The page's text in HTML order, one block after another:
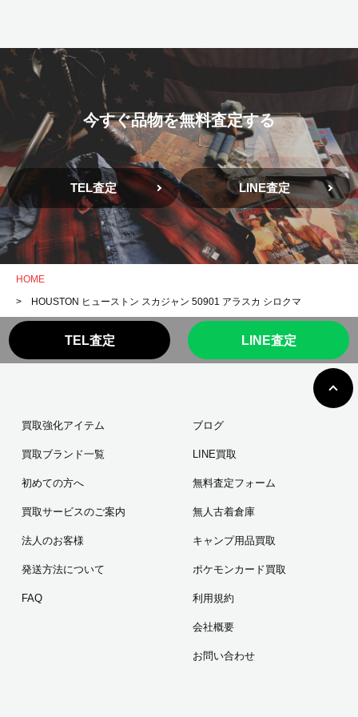
今すぐ品物を無料査定する
TEL査定 LINE査定
HOME
> HOUSTON ヒューストン スカジャン 50901 アラスカ シロクマ
TEL査定 LINE査定
買取強化アイテム
買取ブランド一覧
初めての方へ
買取サービスのご案内
法人のお客様
発送方法について
FAQ
ブログ
LINE買取
無料査定フォーム
無人古着倉庫
キャンプ用品買取
ポケモンカード買取
利用規約
会社概要
お問い合わせ